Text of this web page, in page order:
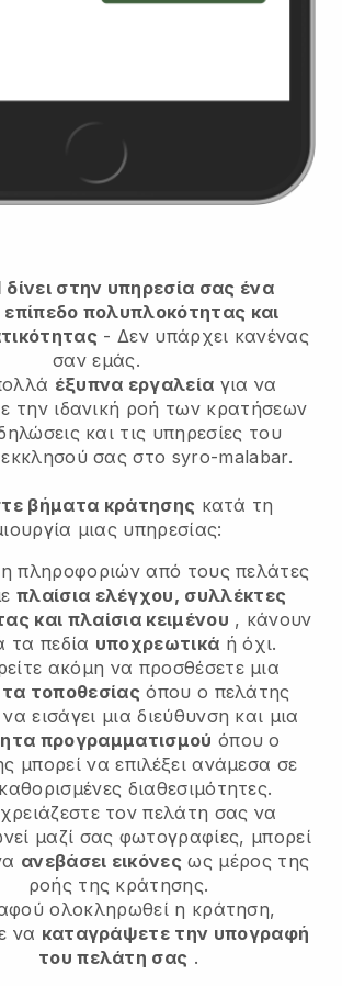
δίνει στην υπηρεσία σας ένα
επίπεδο πολυπλοκότητας και
- Δεν υπάρχει κανένας
σαν εμάς.
έξυπνα εργαλεία για να
την ιδανική ροή των κρατήσεων
και τις υπηρεσίες του
σας στο syro-malabar.
βήματα κράτησης κατά τη
μιας υπηρεσίας:
πληροφοριών από τους πελάτες
πλαίσια ελέγχου, συλλέκτες
και πλαίσια κειμένου , κάνουν
τα πεδία υποχρεωτικά ή όχι.
ακόμη να προσθέσετε μια
τοποθεσίας όπου ο πελάτης
εισάγει μια διεύθυνση και μια
προγραμματισμού όπου ο
μπορεί να επιλέξει ανάμεσα σε
διαθεσιμότητες.
τον πελάτη σας να
μαζί σας φωτογραφίες, μπορεί
ανεβάσει εικόνες ως μέρος της
ροής της κράτησης.
ολοκληρωθεί η κράτηση,
να καταγράψετε την υπογραφή
του πελάτη σας .